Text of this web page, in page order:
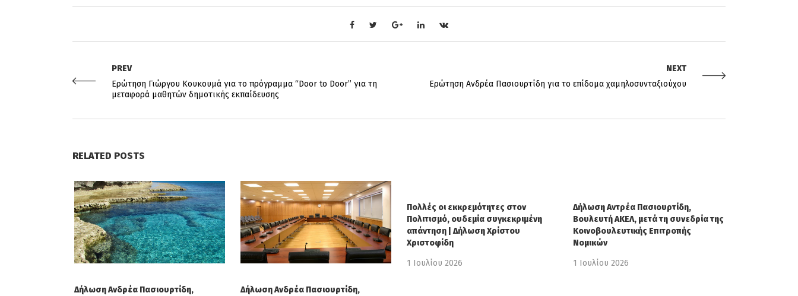
PREV
Ερώτηση Γιώργου Κουκουμά για το πρόγραμμα “Door to Door” για τη
μεταφορά μαθητών δημοτικής εκπαίδευσης
NEXT
Ερώτηση Ανδρέα Πασιουρτίδη για το επίδομα χαμηλοσυνταξιούχου
RELATED POSTS
Δήλωση Ανδρέα Πασιουρτίδη,
Δήλωση Ανδρέα Πασιουρτίδη,
Πολλές οι εκκρεμότητες στον
Πολιτισμό, ουδεμία συγκεκριμένη
απάντηση | Δήλωση Χρίστου
Χριστοφίδη
1 Ιουλίου 2026
Δήλωση Αντρέα Πασιουρτίδη,
Βουλευτή ΑΚΕΛ, μετά τη συνεδρία της
Κοινοβουλευτικής Επιτροπής
Νομικών
1 Ιουλίου 2026